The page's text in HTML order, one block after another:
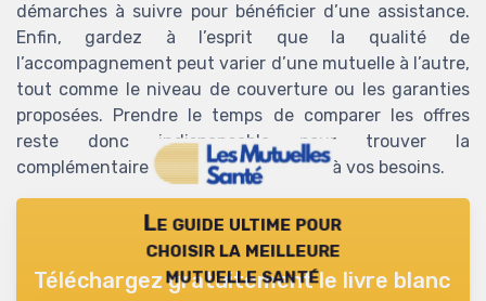
démarches à suivre pour bénéficier d’une assistance.
Enfin, gardez à l’esprit que la qualité de
l’accompagnement peut varier d’une mutuelle à l’autre,
tout comme le niveau de couverture ou les garanties
proposées. Prendre le temps de comparer les offres
reste donc indispensable pour trouver la
complémentaire santé la plus adaptée à vos besoins.
Le guide ultime pour
choisir la meilleure
mutuelle santé
Téléchargez gratuitement le livre blanc